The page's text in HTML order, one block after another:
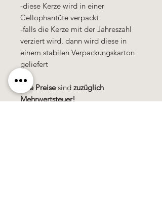
-diese Kerze wird in einer
Cellophantüte verpackt
-falls die Kerze mit der Jahreszahl
verziert wird, dann wird diese in
einem stabilen Verpackungskarton
geliefert
Alle Preisesind zuzüglich
Mehrwertsteuer!